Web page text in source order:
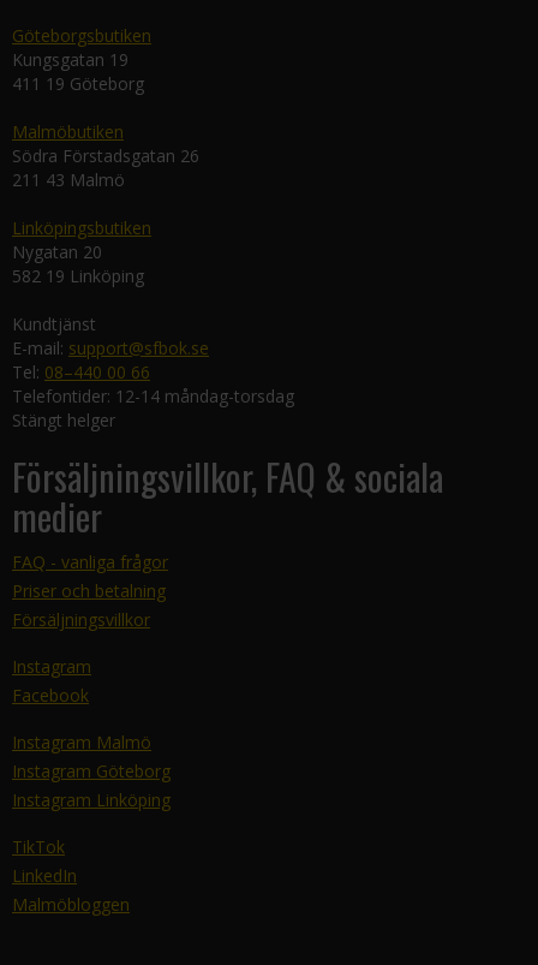
Göteborgsbutiken
Kungsgatan 19
411 19 Göteborg
Malmöbutiken
Södra Förstadsgatan 26
211 43 Malmö
Linköpingsbutiken
Nygatan 20
582 19 Linköping
Kundtjänst
E-mail: support@sfbok.se
Tel: 08–440 00 66
Telefontider: 12-14 måndag-torsdag
Stängt helger
Försäljningsvillkor, FAQ & sociala
medier
FAQ - vanliga frågor
Priser och betalning
Försäljningsvillkor
Instagram
Facebook
Instagram Malmö
Instagram Göteborg
Instagram Linköping
TikTok
LinkedIn
Malmöbloggen